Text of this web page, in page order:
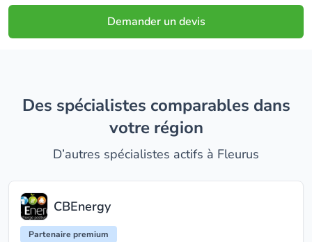
Demander un devis
Des spécialistes comparables dans
votre région
D’autres spécialistes actifs à Fleurus
CBEnergy
Partenaire premium